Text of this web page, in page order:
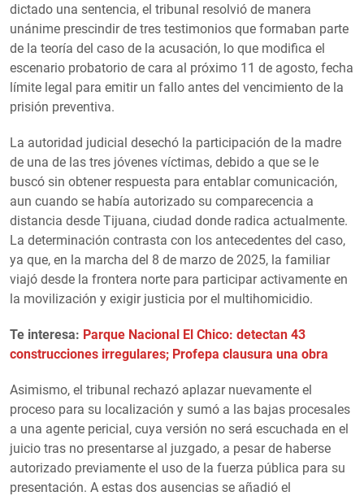
dictado una sentencia, el tribunal resolvió de manera
unánime prescindir de tres testimonios que formaban parte
de la teoría del caso de la acusación, lo que modifica el
escenario probatorio de cara al próximo 11 de agosto, fecha
límite legal para emitir un fallo antes del vencimiento de la
prisión preventiva.
La autoridad judicial desechó la participación de la madre
de una de las tres jóvenes víctimas, debido a que se le
buscó sin obtener respuesta para entablar comunicación,
aun cuando se había autorizado su comparecencia a
distancia desde Tijuana, ciudad donde radica actualmente.
La determinación contrasta con los antecedentes del caso,
ya que, en la marcha del 8 de marzo de 2025, la familiar
viajó desde la frontera norte para participar activamente en
la movilización y exigir justicia por el multihomicidio.
Te interesa: Parque Nacional El Chico: detectan 43
construcciones irregulares; Profepa clausura una obra
Asimismo, el tribunal rechazó aplazar nuevamente el
proceso para su localización y sumó a las bajas procesales
a una agente pericial, cuya versión no será escuchada en el
juicio tras no presentarse al juzgado, a pesar de haberse
autorizado previamente el uso de la fuerza pública para su
presentación. A estas dos ausencias se añadió el